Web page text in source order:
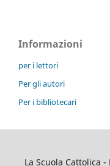
Informazioni
per i lettori
Per gli autori
Per i bibliotecari
La Scuola Cattolica